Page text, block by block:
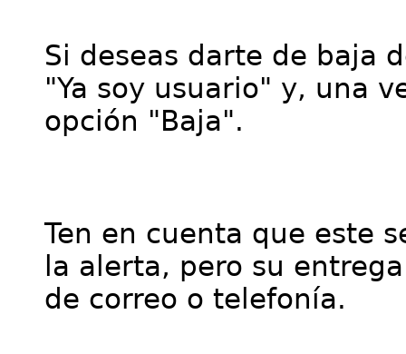
Si deseas darte de baja
"Ya soy usuario" y, una
opción "Baja".
Ten en cuenta que este
la alerta, pero su
de correo o telefonía.